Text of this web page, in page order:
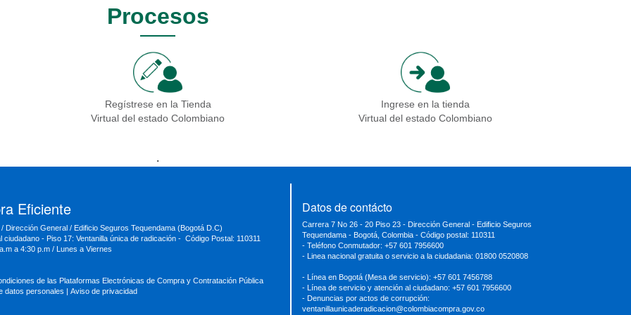
Procesos
Regístrese en la Tienda
Virtual del estado Colombiano
Ingrese en la tienda
Virtual del estado Colombiano
.
Eficiente
Dirección General / Edificio Seguros Tequendama (Bogotá D.C)
ciudadano - Piso 17: Ventanilla única de radicación - Código Postal: 110311
a 4:30 p.m / Lunes a Viernes
de las Plataformas Electrónicas de Compra y Contratación Pública
datos personales | Aviso de privacidad
Datos de contácto
Carrera 7 No 26 - 20 Piso 23 - Dirección General - Edificio Seguros
Tequendama - Bogotá, Colombia - Código postal: 110311
- Teléfono Conmutador: +57 601 7956600
- Linea nacional gratuita o servicio a la ciudadania: 01800 0520808
- Línea en Bogotá (Mesa de servicio): +57 601 7456788
- Línea de servicio y atención al ciudadano: +57 601 7956600
- Denuncias por actos de corrupción:
ventanillaunicaderadicacion@colombiacompra.gov.co